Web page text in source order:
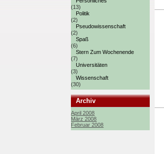
(13)
Politik
(2)
Pseudowissenschaft
(2)
Spaß
(6)
Stern Zum Wochenende
(7)
Universitäten
(3)
Wissenschaft
(30)
Archiv
April 2008
März 2008
Februar 2008